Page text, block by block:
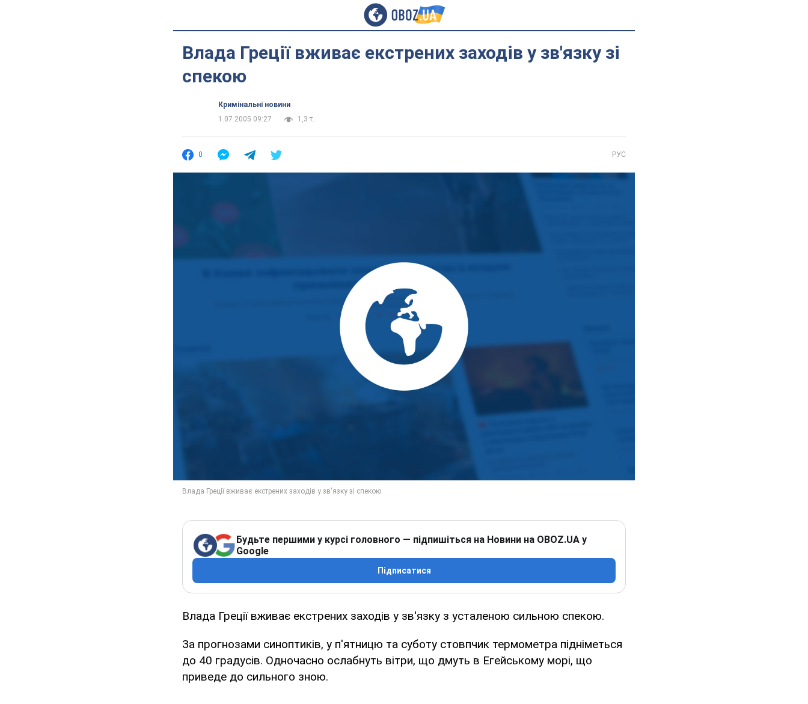
Влада Греції вживає екстрених заходів у зв'язку зі
спекою
Кримінальні новини
1.07.2005 09:27
1,3 т.
0 РУС
Будьте першими у курсі головного — підпишіться на Новини на OBOZ.UA у
Google
Підписатися
Влада Греції вживає екстрених заходів у зв'язку з усталеною сильною спекою.
За прогнозами синоптиків, у п'ятницю та суботу стовпчик термометра підніметься
до 40 градусів. Одночасно ослабнуть вітри, що дмуть в Егейському морі, що
приведе до сильного зною.